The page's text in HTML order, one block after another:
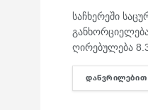
საჩხერეში
ღირებულება
ᲓᲐᲬᲕᲠᲘᲚᲔᲑᲘᲗ